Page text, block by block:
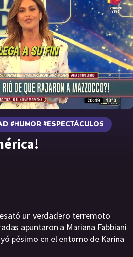
#HUMOR #ESPECTÁCULOS
un verdadero terremoto
apuntaron a Mariana Fabbiani
pésimo en el entorno de Karina